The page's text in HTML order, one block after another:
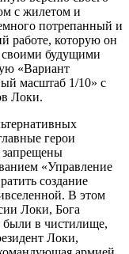
с жилетом и
потрепанный и
работе, которую он
своими будущими
«Вариант
масштаб 1/10» с
Локи.
герои
запрещены
«Управление
создание
В этом
Локи, Бога
были в чистилище,
Локи,